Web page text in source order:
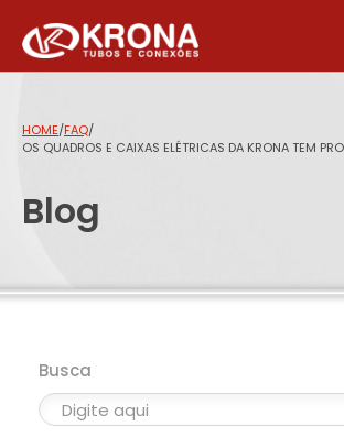
HOME/FAQ/
OS QUADROS E CAIXAS ELÉTRICAS DA KRONA TEM
Blog
Busca